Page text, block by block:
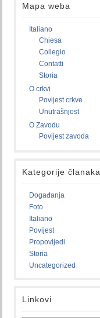
Mapa weba
Italiano
Chiesa
Collegio
Contatti
Storia
O crkvi
Povijest crkve
Unutrašnjost
O Zavodu
Povijest zavoda
Kategorije članaka
Događanja
Foto
Italiano
Povijest
Propovijedi
Storia
Uncategorized
Linkovi